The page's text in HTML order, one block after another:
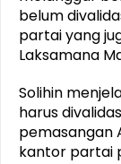
belum
partai yang
Laksamana
Solihin
harus
pemasangan
kantor partai